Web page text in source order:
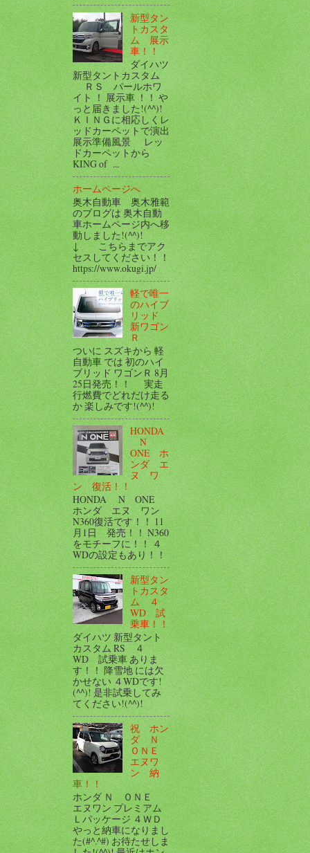
新型タン
トカスタ
ム 展示
車！！
ダイハツ
新型タントカスタム
ＲＳ パールホワ
イト ！ 展示車 ！！ や
っと届きました!(^^)!
ＫＩＮＧに相応しくレ
ッドカーペットで演出
展示準備風景 レッ
ドカーペットから
KING of ...
ホームページへ
奥木自動車 奥木雅範
のブログは 奥木自動
車ホームページ内へ移
動しました!(^^)!
↓ こちらまでアク
セスしてください！！
https://www.okugi.jp/
軽で唯一
のハイブ
リッド
新ワゴン
Ｒ
ついに スズキから 軽
自動車 では 初のハイ
ブリッド ワゴンＲ 8月
25日発売！！ 実走
行燃費でどれだけ走る
か 楽しみです!(^^)!
HONDA
N
ONE ホ
ンダ エ
ヌ ワ
ン 復活！！
HONDA N ONE
ホンダ エヌ ワン
N360復活です！！ 11
月1日 発売！！ N360
をモチーフに！！ ４
WDの設定もあり！！
新型タン
トカスタ
ム ４
WD 試
乗車！！
ダイハツ 新型タント
カスタム RS ４
WD 試乗車 ありま
す！！ 降雪地 には欠
かせない ４WDです!
(^^)! 是非試乗してみ
てください!(^^)!
祝 ホン
ダ Ｎ
ＯＮＥ
エヌワ
ン 納
車！！
ホンダ Ｎ ＯＮＥ
エヌワン プレミアム
Ｌパッケージ ４ＷＤ
やっと納車になりまし
た(#^.^#) お待たせしま